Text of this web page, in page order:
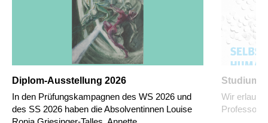
Diplom-Ausstellung 2026
In den Prüfungskampagnen des WS 2026 und
des SS 2026 haben die Absolventinnen Louise
Studium
Wir
Professor